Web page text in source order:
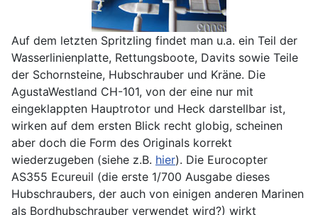
Auf dem letzten Spritzling findet man u.a. ein Teil der
Wasserlinienplatte, Rettungsboote, Davits sowie Teile
der Schornsteine, Hubschrauber und Kräne. Die
AgustaWestland CH-101, von der eine nur mit
eingeklappten Hauptrotor und Heck darstellbar ist,
wirken auf dem ersten Blick recht globig, scheinen
aber doch die Form des Originals korrekt
wiederzugeben (siehe z.B. hier). Die Eurocopter
AS355 Ecureuil (die erste 1/700 Ausgabe dieses
Hubschraubers, der auch von einigen anderen Marinen
als Bordhubschrauber verwendet wird?) wirkt